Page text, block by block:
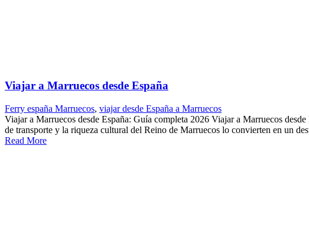
Viajar a Marruecos desde España
Ferry españa Marruecos, viajar desde España a Marruecos
Viajar a Marruecos desde España: Guía completa 2026 Viajar a Marruecos
de transporte y la riqueza cultural del Reino de Marruecos lo convierten en un
Read More